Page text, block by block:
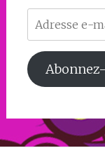
Adresse
e-
mail